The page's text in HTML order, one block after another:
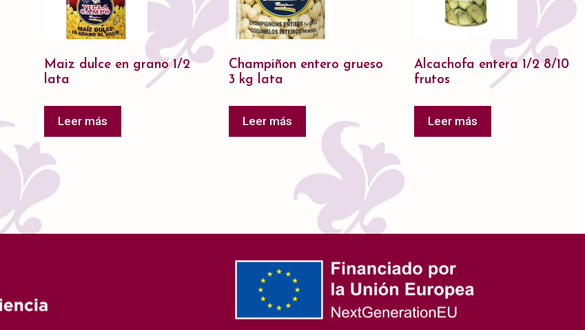
Maiz dulce en grano 1/2
lata
Leer más
Champiñon entero grueso
3 kg lata
Leer más
Alcachofa entera 1/2 8/10
frutos
Leer más